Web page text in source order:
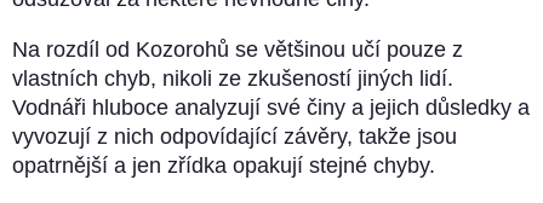
Na rozdíl od Kozorohů se většinou učí pouze z
vlastních chyb, nikoli ze zkušeností jiných lidí.
Vodnáři hluboce analyzují své činy a jejich důsledky a
vyvozují z nich odpovídající závěry, takže jsou
opatrnější a jen zřídka opakují stejné chyby.